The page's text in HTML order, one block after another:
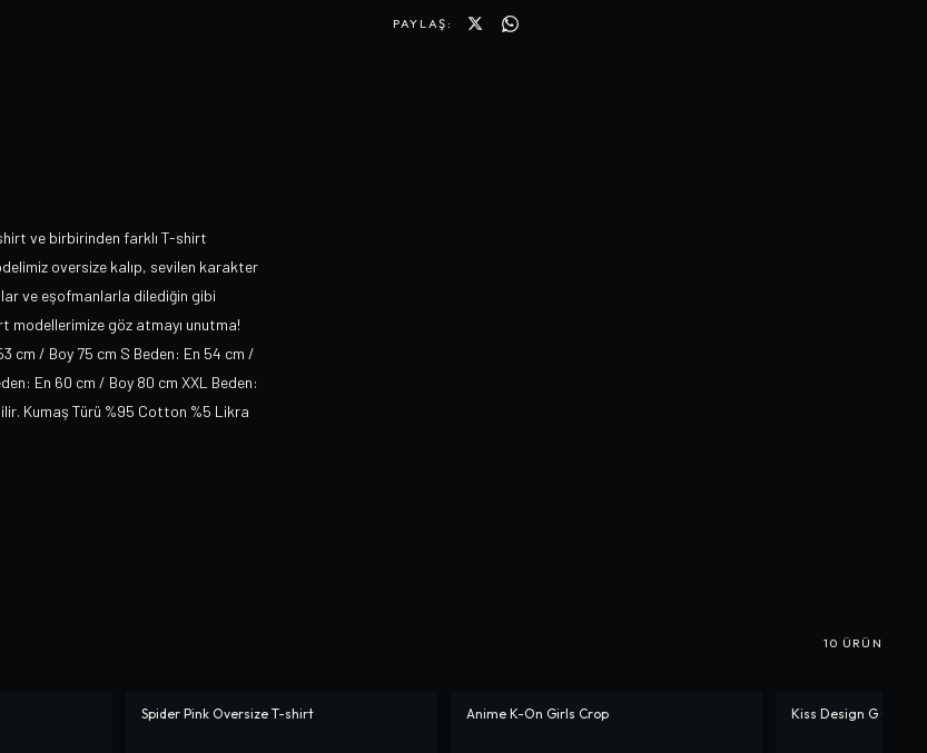
PAYLAŞ:
ve birbirinden farklı T-shirt
oversize kalıp, sevilen karakter
ve eşofmanlarla dilediğin gibi
modellerimize göz atmayı unutma!
cm / Boy 75 cm S Beden: En 54 cm /
En 60 cm / Boy 80 cm XXL Beden:
Kumaş Türü %95 Cotton %5 Likra
10 ÜRÜN
-%10
Spider Pink Oversize T-shirt -%17
Anime K-On Girls Crop Kiss Design G